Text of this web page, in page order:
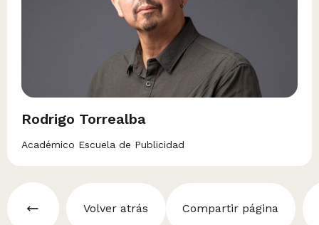
Rodrigo Torrealba
Académico Escuela de Publicidad
Volver atrás Compartir página